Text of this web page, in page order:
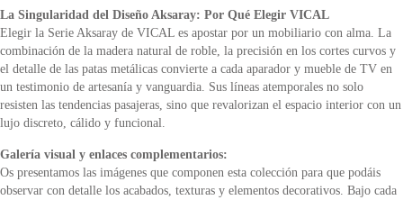
La Singularidad del Diseño Aksaray: Por Qué Elegir VICAL
Elegir la Serie Aksaray de VICAL es apostar por un mobiliario con alma. La
combinación de la madera natural de roble, la precisión en los cortes curvos y
el detalle de las patas metálicas convierte a cada aparador y mueble de TV en
un testimonio de artesanía y vanguardia. Sus líneas atemporales no solo
resisten las tendencias pasajeras, sino que revalorizan el espacio interior con un
lujo discreto, cálido y funcional.
Galería visual y enlaces complementarios:
Os presentamos las imágenes que componen esta colección para que podáis
observar con detalle los acabados, texturas y elementos decorativos. Bajo cada